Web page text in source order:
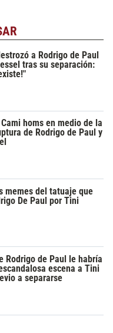
a Rodrigo de Paul
tras su separación:
homs en medio de la
de Rodrigo de Paul y
memes del tatuaje que
De Paul por Tini
Rodrigo de Paul le habría
escena a Tini
a separarse